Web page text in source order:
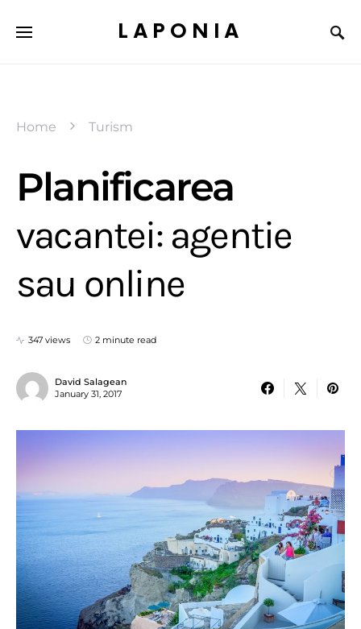
LAPONIA
Home Turism
Planificarea
vacantei: agentie
sau online
347 views 2 minute read
David Salagean
January 31, 2017